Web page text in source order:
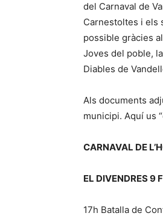
del Carnaval de
Carnestoltes i els
possible gràcies
Joves del poble,
Diables de
Als documents
municipi. Aquí us
CARNAVAL DE
EL DIVENDRES 9
17h Batalla de